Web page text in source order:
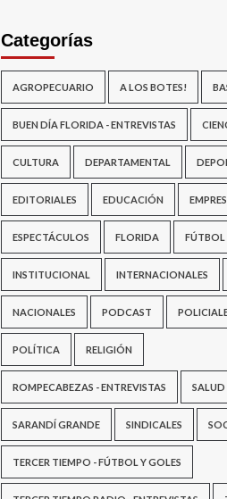
Categorías
AGROPECUARIO A LOS BOTES!
BUEN DÍA FLORIDA - ENTREVISTAS
CULTURA DEPARTAMENTAL
EDITORIALES EDUCACIÓN
ESPECTÁCULOS FLORIDA FÚTBOL
INSTITUCIONAL INTERNACIONALES
NACIONALES PODCAST
POLÍTICA RELIGIÓN
ROMPECABEZAS - ENTREVISTAS SALUD
SARANDÍ GRANDE SINDICALES
TERCER TIEMPO - FÚTBOL Y GOLES